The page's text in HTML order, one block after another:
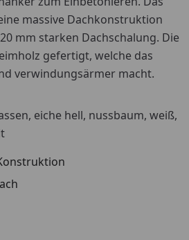
massive Dachkonstruktion
mm starken Dachschalung. Die
gefertigt, welche das
verwindungsärmer macht.
eiche hell, nussbaum, weiß,